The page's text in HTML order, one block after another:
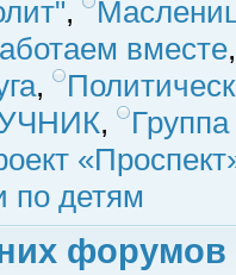
,
вместе
,
,
по детям
форумов